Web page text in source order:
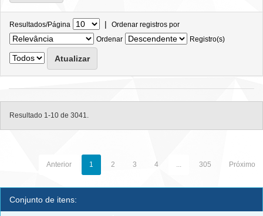
Resultados/Página | Ordenar registros por
Ordenar
Registro(s)
Resultado 1-10 de 3041.
Anterior 1 2 3 4 ... 305 Próximo
Conjunto de itens: